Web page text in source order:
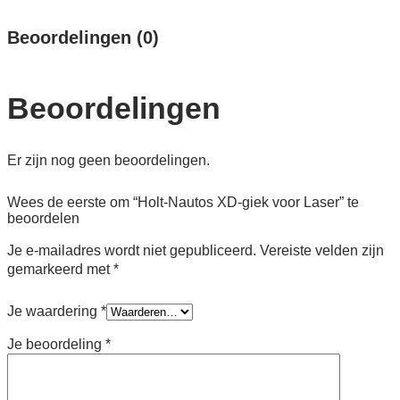
Beoordelingen (0)
Beoordelingen
Er zijn nog geen beoordelingen.
Wees de eerste om “Holt-Nautos XD-giek voor Laser” te
beoordelen
Je e-mailadres wordt niet gepubliceerd. Vereiste velden zijn
gemarkeerd met*
Je waardering *
Je beoordeling *